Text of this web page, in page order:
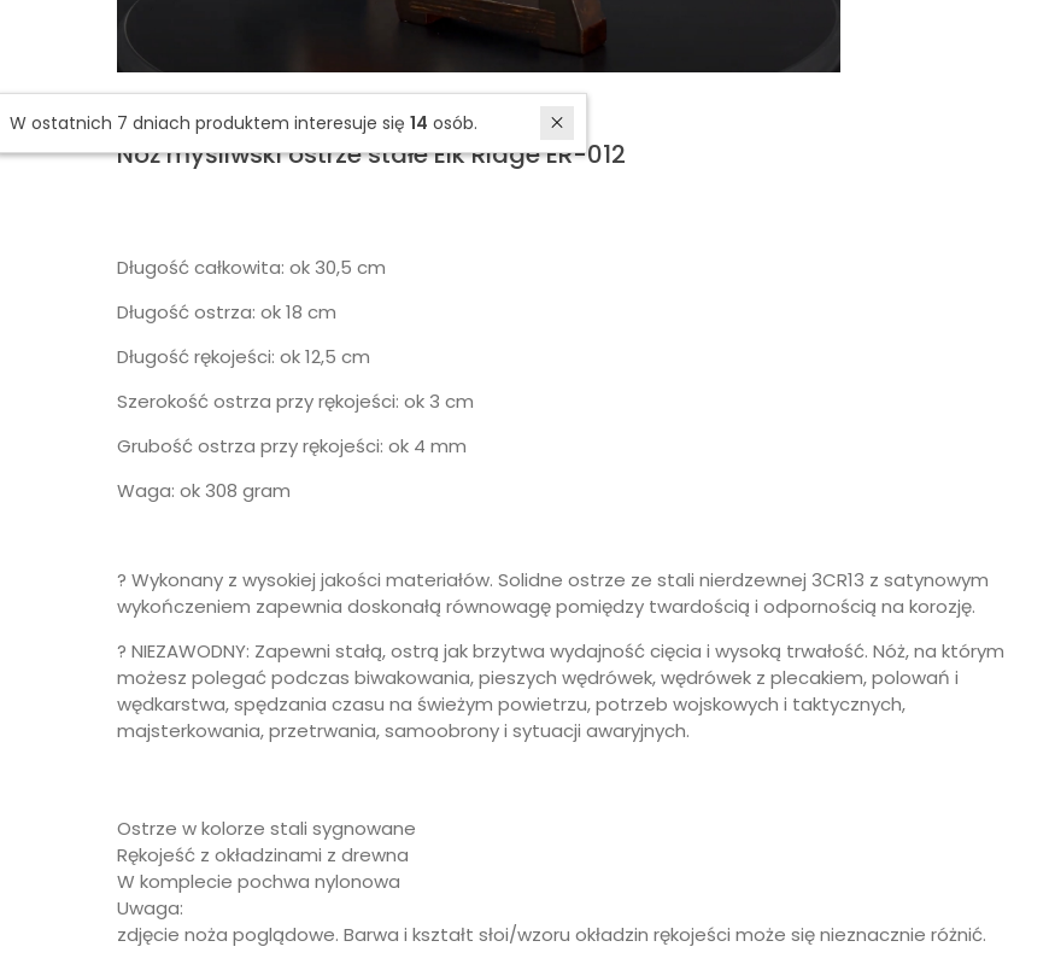
Nóż myśliwski ostrze stałe Elk Ridge ER-012
Długość całkowita: ok 30,5 cm
Długość ostrza: ok 18 cm
Długość rękojeści: ok 12,5 cm
Szerokość ostrza przy rękojeści: ok 3 cm
Grubość ostrza przy rękojeści: ok 4 mm
Waga: ok 308 gram
? Wykonany z wysokiej jakości materiałów. Solidne ostrze ze stali nierdzewnej 3CR13 z satynowym
wykończeniem zapewnia doskonałą równowagę pomiędzy twardością i odpornością na korozję.
? NIEZAWODNY: Zapewni stałą, ostrą jak brzytwa wydajność cięcia i wysoką trwałość. Nóż, na którym
możesz polegać podczas biwakowania, pieszych wędrówek, wędrówek z plecakiem, polowań i
wędkarstwa, spędzania czasu na świeżym powietrzu, potrzeb wojskowych i taktycznych,
majsterkowania, przetrwania, samoobrony i sytuacji awaryjnych.
Ostrze w kolorze stali sygnowane
Rękojeść z okładzinami z drewna
W komplecie pochwa nylonowa
Uwaga:
zdjęcie noża poglądowe. Barwa i kształt słoi/wzoru okładzin rękojeści może się nieznacznie różnić.
W ostatnich 7 dniach produktem interesuje się14 osób.